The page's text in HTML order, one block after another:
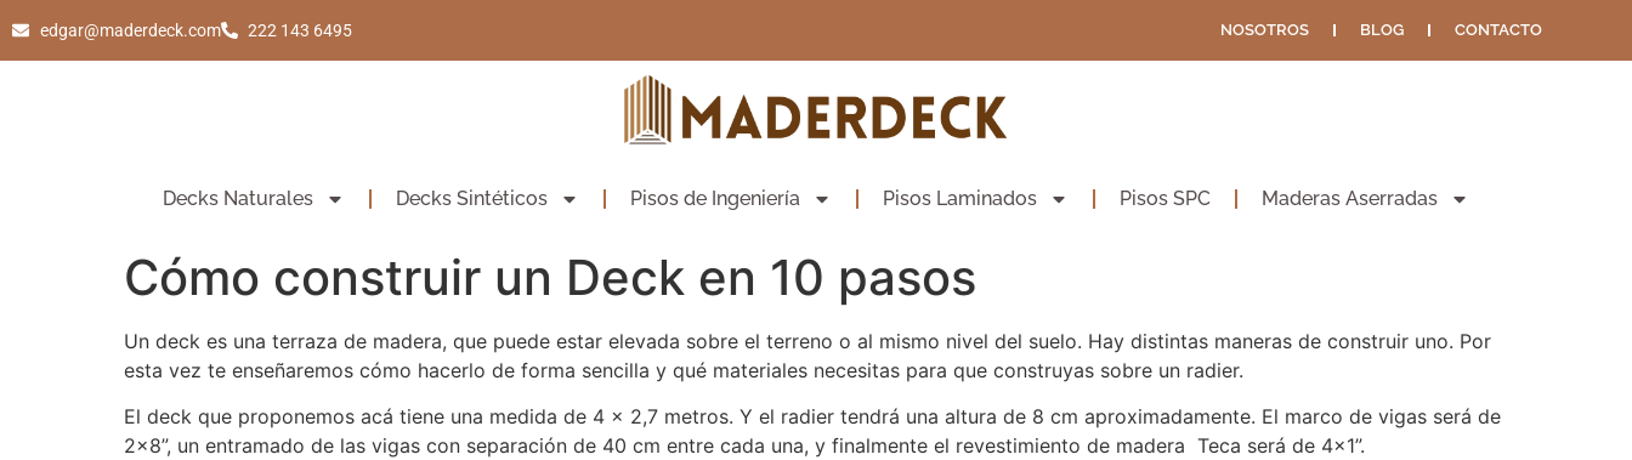
edgar@maderdeck.com 222 143 6495 NOSOTROS BLOG CONTACTO
Decks Naturales Decks Sintéticos Pisos de Ingeniería Pisos Laminados Pisos SPC Maderas Aserradas
Cómo construir un Deck en 10 pasos
Un deck es una terraza de madera, que puede estar elevada sobre el terreno o al mismo nivel del suelo. Hay distintas maneras de construir uno. Por
esta vez te enseñaremos cómo hacerlo de forma sencilla y qué materiales necesitas para que construyas sobre un radier.
El deck que proponemos acá tiene una medida de 4 x 2,7 metros. Y el radier tendrá una altura de 8 cm aproximadamente. El marco de vigas será de
2×8”, un entramado de las vigas con separación de 40 cm entre cada una, y finalmente el revestimiento de madera Teca será de 4×1”.